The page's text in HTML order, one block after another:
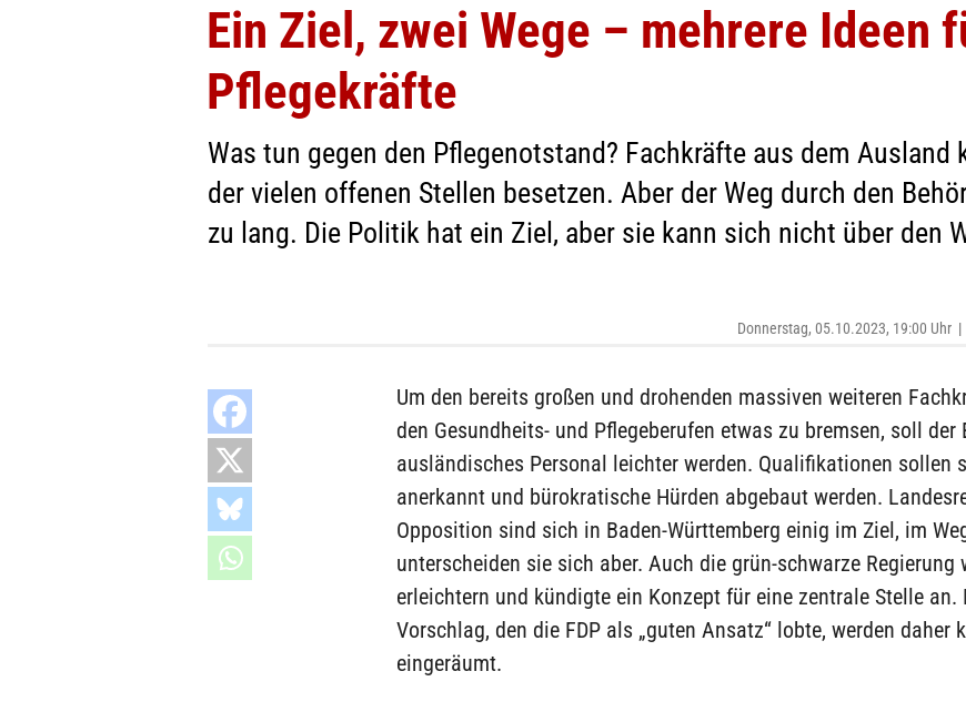
Ein Ziel, zwei Wege – mehrere Ideen
Pflegekräfte
Was tun gegen den Pflegenotstand? Fachkräfte aus dem
der vielen offenen Stellen besetzen. Aber der Weg durch den
zu lang. Die Politik hat ein Ziel, aber sie kann sich nicht über den
Donnerstag, 05.10.2023, 19:00 Uhr |
Um den bereits großen und drohenden massiven weiteren
den Gesundheits- und Pflegeberufen etwas zu bremsen, soll der
ausländisches Personal leichter werden. Qualifikationen sollen
anerkannt und bürokratische Hürden abgebaut werden.
Opposition sind sich in Baden-Württemberg einig im Ziel, im
unterscheiden sie sich aber. Auch die grün-schwarze Regierung
erleichtern und kündigte ein Konzept für eine zentrale Stelle an.
Vorschlag, den die FDP als „guten Ansatz“ lobte, werden daher
eingeräumt.